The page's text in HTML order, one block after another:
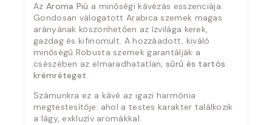
Az Aroma Più a minőségi kávézás esszenciája.
Gondosan válogatott Arabica szemek magas
arányának köszönhetően az ízvilága kerek,
gazdag és kifinomult. A hozzáadott, kiváló
minőségű Robusta szemek garantálják a
csészében az elmaradhatatlan,sűrű és tartós
krémréteget.
Számunkra ez a kávé az igazi harmónia
megtestesítője: ahol a testes karakter találkozik
a lágy, exkluzív aromákkal.